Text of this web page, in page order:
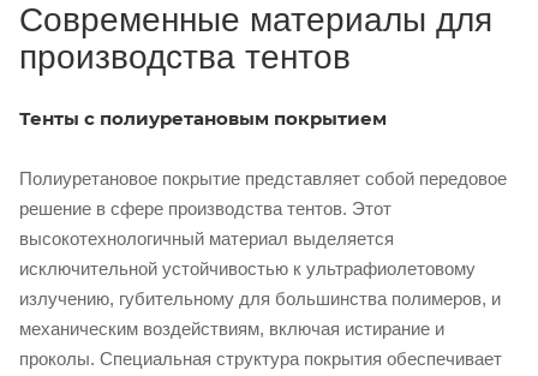
Современные материалы для
производства тентов
Тенты с полиуретановым покрытием
Полиуретановое покрытие представляет собой передовое
решение в сфере производства тентов. Этот
высокотехнологичный материал выделяется
исключительной устойчивостью к ультрафиолетовому
излучению, губительному для большинства полимеров, и
механическим воздействиям, включая истирание и
проколы. Специальная структура покрытия обеспечивает